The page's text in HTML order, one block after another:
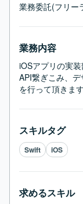
業務委託(フリー
業務内容
iOSアプリの実
API繋ぎこみ、
を行って頂きます
スキルタグ
Swift iOS
求めるスキル